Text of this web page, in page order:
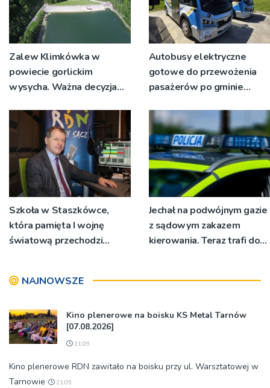
Zalew Klimkówka w
powiecie gorlickim
wysycha. Ważna decyzja
Autobusy elektryczne
gotowe do przewożenia
pasażerów po gminie
Szkoła w Staszkówce,
która pamięta I wojnę
światową przechodzi
Jechał na podwójnym gazie
z sądowym zakazem
kierowania. Teraz trafi do
NAJNOWSZE
Kino plenerowe na boisku KS Metal Tarnów
[07.08.2026]
21:09
Kino plenerowe RDN zawitało na boisku przy ul. Warsztatowej w
Tarnowie
21:09